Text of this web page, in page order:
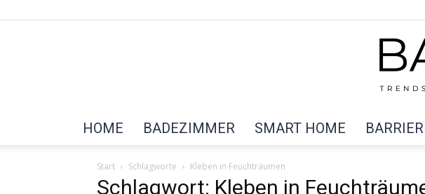
HOME BADEZIMMER SMART HOME
Start Schlagworte Kleben in Feuchträumen
Schlagwort: Kleben in